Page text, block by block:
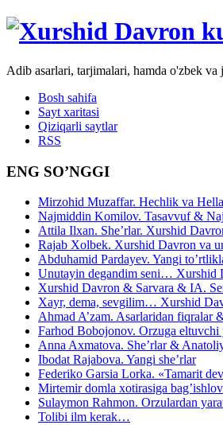
Adib asarlari, tarjimalari, hamda o'zbek va
Bosh sahifa
Sayt xaritasi
Qiziqarli saytlar
RSS
ENG SO’NGGI
Mirzohid Muzaffar. Hechlik va
Najmiddin Komilov. Tasavvuf &
Attila Ilxan. She’rlar. Xurshid
Rajab Xolbek. Xurshid Davron va
Abduhamid Pardayev. Yangi
Unutayin degandim seni… Xurshid
Xurshid Davron & Sarvara & IA.
Xayr, dema, sevgilim… Xurshid
Ahmad A’zam. Asarlaridan fiqralar
Farhod Bobojonov. Orzuga
Anna Axmatova. She’rlar &
Ibodat Rajabova. Yangi she’rlar
Federiko Garsia Lorka. «Tamarit
Mirtemir domla xotirasiga bag’ishlov
Sulaymon Rahmon. Orzulardan
Tolibi ilm kerak…